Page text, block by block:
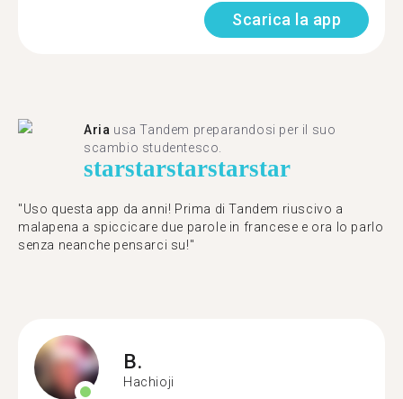
Scarica la app
Aria usa Tandem preparandosi per il suo
scambio studentesco.
starstarstarstarstar
"Uso questa app da anni! Prima di Tandem riuscivo a
malapena a spiccicare due parole in francese e ora lo parlo
senza neanche pensarci su!"
B.
Hachioji